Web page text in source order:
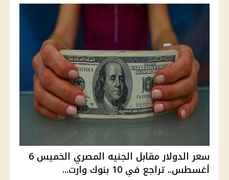
سعر الدولار مقابل الجنيه المصري الخميس 6
أغسطس.. تراجع في 10 بنوك وارت...